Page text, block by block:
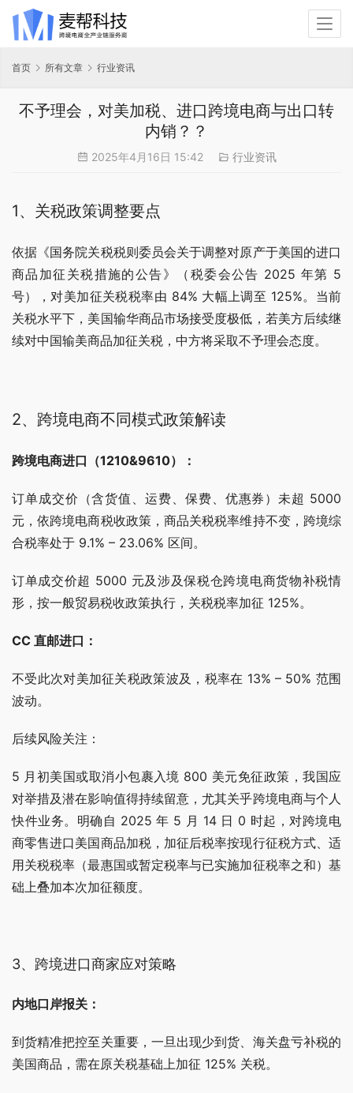
首页 所有文章 行业资讯
不予理会，对美加税、进口跨境电商与出口转
内销？？
2025年4月16日 15:42 行业资讯
1、关税政策调整要点
依据《国务院关税税则委员会关于调整对原产于美国的进口
商品加征关税措施的公告》（税委会公告 2025 年第 5
号），对美加征关税税率由 84% 大幅上调至 125%。当前
关税水平下，美国输华商品市场接受度极低，若美方后续继
续对中国输美商品加征关税，中方将采取不予理会态度。
2、跨境电商不同模式政策解读
跨境电商进口（1210&9610）：
订单成交价（含货值、运费、保费、优惠券）未超 5000
元，依跨境电商税收政策，商品关税税率维持不变，跨境综
合税率处于 9.1% – 23.06% 区间。
订单成交价超 5000 元及涉及保税仓跨境电商货物补税情
形，按一般贸易税收政策执行，关税税率加征 125%。
CC 直邮进口：
不受此次对美加征关税政策波及，税率在 13% – 50% 范围
波动。
后续风险关注：
5 月初美国或取消小包裹入境 800 美元免征政策，我国应
对举措及潜在影响值得持续留意，尤其关乎跨境电商与个人
快件业务。明确自 2025 年 5 月 14 日 0 时起，对跨境电
商零售进口美国商品加税，加征后税率按现行征税方式、适
用关税税率（最惠国或暂定税率与已实施加征税率之和）基
础上叠加本次加征额度。
3、跨境进口商家应对策略
内地口岸报关：
到货精准把控至关重要，一旦出现少到货、海关盘亏补税的
美国商品，需在原关税基础上加征 125% 关税。